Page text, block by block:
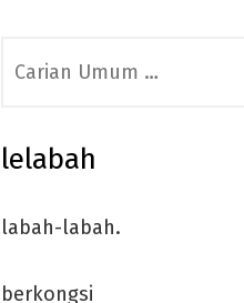
for:
lelabah
labah-labah.
berkongsi